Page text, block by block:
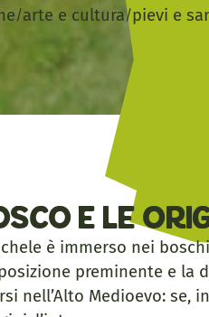
/arte e cultura/pievi e
e le
è immerso nei
preminente e
nell’Alto Medioevo: